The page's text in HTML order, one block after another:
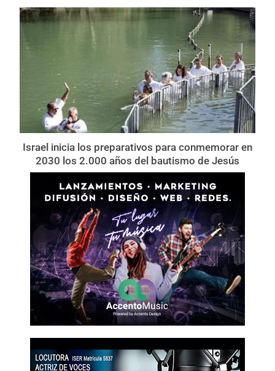
Israel inicia los preparativos para conmemorar en
2030 los 2.000 años del bautismo de Jesús